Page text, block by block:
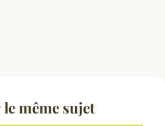
même sujet